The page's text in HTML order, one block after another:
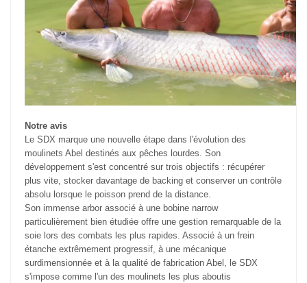
Notre avis
Le SDX marque une nouvelle étape dans l'évolution des
moulinets Abel destinés aux pêches lourdes. Son
développement s'est concentré sur trois objectifs : récupérer
plus vite, stocker davantage de backing et conserver un contrôle
absolu lorsque le poisson prend de la distance.
Son immense arbor associé à une bobine narrow
particulièrement bien étudiée offre une gestion remarquable de la
soie lors des combats les plus rapides. Associé à un frein
étanche extrêmement progressif, à une mécanique
surdimensionnée et à la qualité de fabrication Abel, le SDX
s'impose comme l'un des moulinets les plus aboutis